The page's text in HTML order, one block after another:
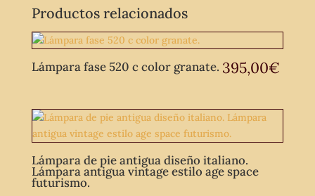
Productos relacionados
Lámpara fase 520 c color granate. 395,00€
Lámpara de pie antigua diseño italiano.
Lámpara antigua vintage estilo age space
futurismo.